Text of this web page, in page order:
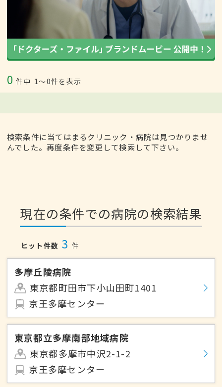
0 件中 1〜0件を表示
検索条件に当てはまるクリニック・病院は見つかりませ
んでした。再度条件を変更して検索して下さい。
現在の条件での病院の検索結果
ヒット件数 3 件
多摩丘陵病院
東京都町田市下小山田町1401
京王多摩センター
東京都立多摩南部地域病院
東京都多摩市中沢2-1-2
京王多摩センター